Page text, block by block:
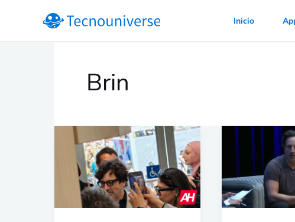
Inicio
Brin
El
cofundador
de
Google,
Sergey
Sergey
Brin
está
de
vuelta